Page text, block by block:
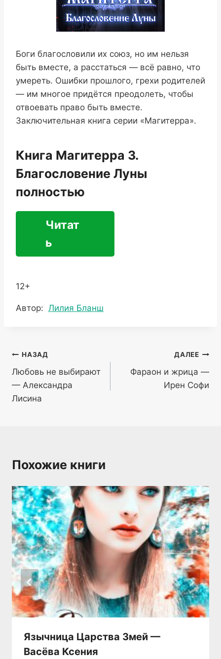
Боги благословили их союз, но им нельзя
быть вместе, а расстаться — всё равно, что
умереть. Ошибки прошлого, грехи родителей
— им многое придётся преодолеть, чтобы
отвоевать право быть вместе.
Заключительная книга серии «Магитерра».
Книга Магитерра 3.
Благословение Луны
полностью
Читат
ь
12+
Метки
Автор: Лилия Бланш
Навигация
по
записям
НАЗАД
Любовь не выбирают
— Александра
Лисина
ДАЛЕЕ
Фараон и жрица —
Ирен Софи
Похожие книги
Язычница Царства Змей —
Васёва Ксения